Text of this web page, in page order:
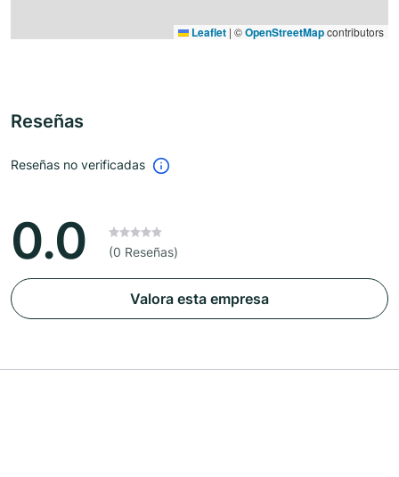
Leaflet | ©OpenStreetMapcontributors
Reseñas
Reseñas no verificadas
0.0 (0 Reseñas)
Valora esta empresa